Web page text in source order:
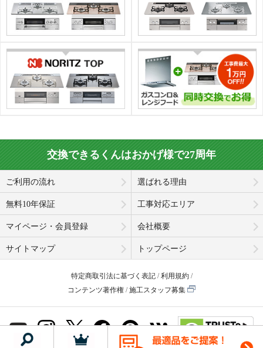
交換できるくんはおかげ様で27周年
ご利用の流れ 選ばれる理由
無料10年保証 工事対応エリア
マイページ・会員登録 会社概要
サイトマップ トップページ
特定商取引法に基づく表記
利用規約
コンテンツ著作権
施工スタッフ募集